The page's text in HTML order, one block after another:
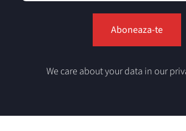
We care about your data in our